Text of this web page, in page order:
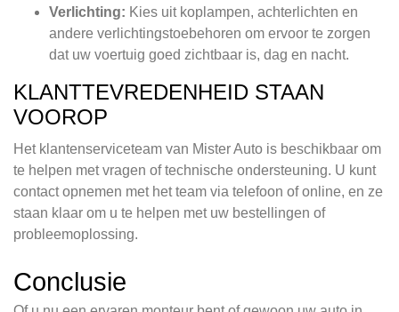
Verlichting: Kies uit koplampen, achterlichten en
andere verlichtingstoebehoren om ervoor te zorgen
dat uw voertuig goed zichtbaar is, dag en nacht.
KLANTTEVREDENHEID STAAN
VOOROP
Het klantenserviceteam van Mister Auto is beschikbaar om
te helpen met vragen of technische ondersteuning. U kunt
contact opnemen met het team via telefoon of online, en ze
staan klaar om u te helpen met uw bestellingen of
probleemoplossing.
Conclusie